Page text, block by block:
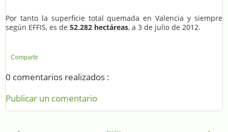
Por tanto la superficie total quemada en Valencia y siempre
según EFFIS, es de 52.282 hectáreas, a 3 de julio de 2012.
Compartir
0 comentarios realizados :
Publicar un comentario